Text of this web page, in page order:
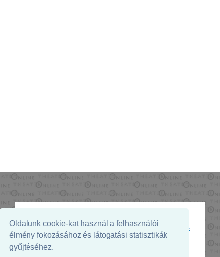
Oldalunk cookie-kat használ a felhasználói
élmény fokozásához és látogatási statisztikák
gyűjtéséhez.
Az oldal megjelenését támogatja: